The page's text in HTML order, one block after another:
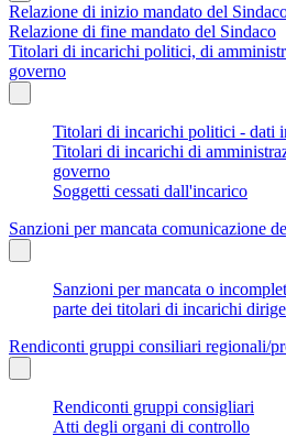
Relazione di inizio mandato del
Relazione di fine mandato del Sindaco
Titolari di incarichi politici, di
governo
Titolari di incarichi politici - dati
Titolari di incarichi di
governo
Soggetti cessati dall'incarico
Sanzioni per mancata comunicazione
Sanzioni per mancata o
parte dei titolari di incarichi
Rendiconti gruppi consiliari regionali/
Rendiconti gruppi consigliari
Atti degli organi di controllo